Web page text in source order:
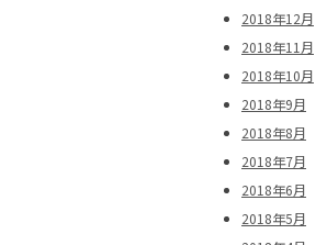
2018年12月
2018年11月
2018年10月
2018年9月
2018年8月
2018年7月
2018年6月
2018年5月